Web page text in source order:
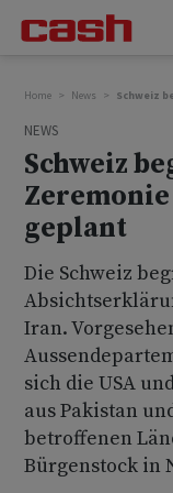
Home News Schweiz
NEWS
Schweiz
geplant
Die Schweiz
Iran.
sich die USA
aus Pakistan
betroffenen
Bürgenstock in